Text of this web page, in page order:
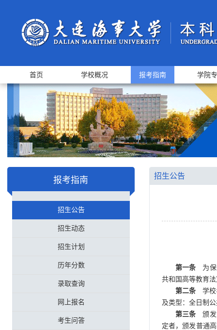
首页 学校概况 报考指南 学院
报考指南
招生公告
招生动态
招生计划
历年分数
录取查询
网上报名
考生问答
招生公告
第一条 为保
共和国高等教育
第二条学校
及类型：全日制
第三条 颁发
定者，颁发普通